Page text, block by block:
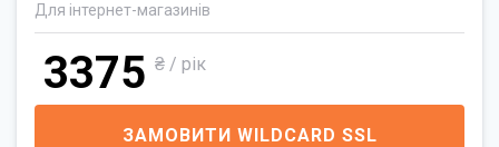
Для інтернет-магазинів
3375 ₴ / рік
ЗАМОВИТИ WILDCARD SSL